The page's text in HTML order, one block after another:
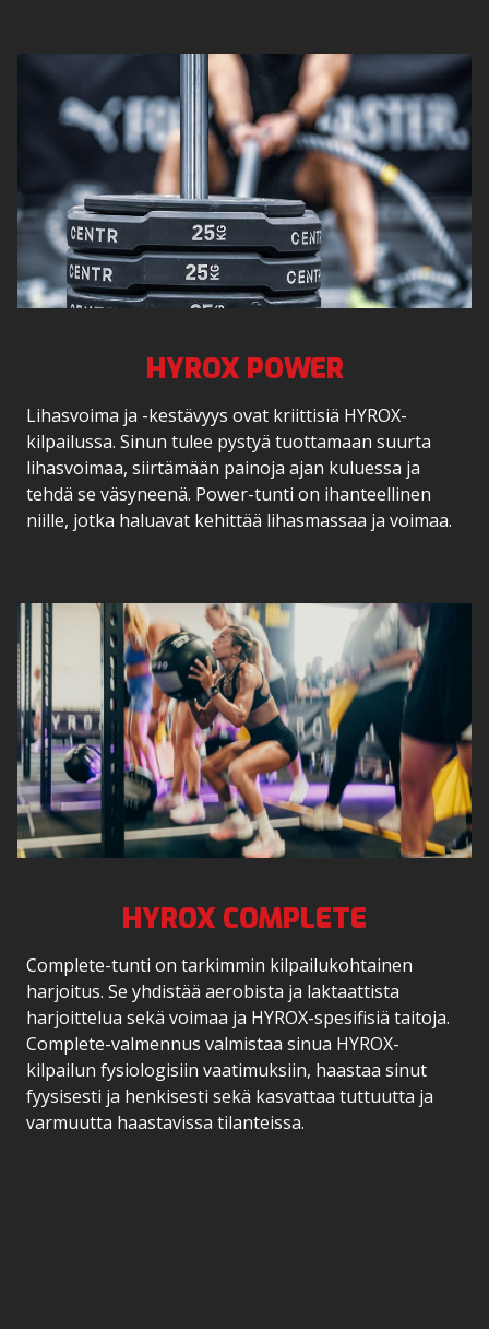
HYROX POWER
Lihasvoima ja -kestävyys ovat kriittisiä HYROX-
kilpailussa. Sinun tulee pystyä tuottamaan suurta
lihasvoimaa, siirtämään painoja ajan kuluessa ja
tehdä se väsyneenä. Power-tunti on ihanteellinen
niille, jotka haluavat kehittää lihasmassaa ja voimaa.
HYROX COMPLETE
Complete-tunti on tarkimmin kilpailukohtainen
harjoitus. Se yhdistää aerobista ja laktaattista
harjoittelua sekä voimaa ja HYROX-spesifisiä taitoja.
Complete-valmennus valmistaa sinua HYROX-
kilpailun fysiologisiin vaatimuksiin, haastaa sinut
fyysisesti ja henkisesti sekä kasvattaa tuttuutta ja
varmuutta haastavissa tilanteissa.